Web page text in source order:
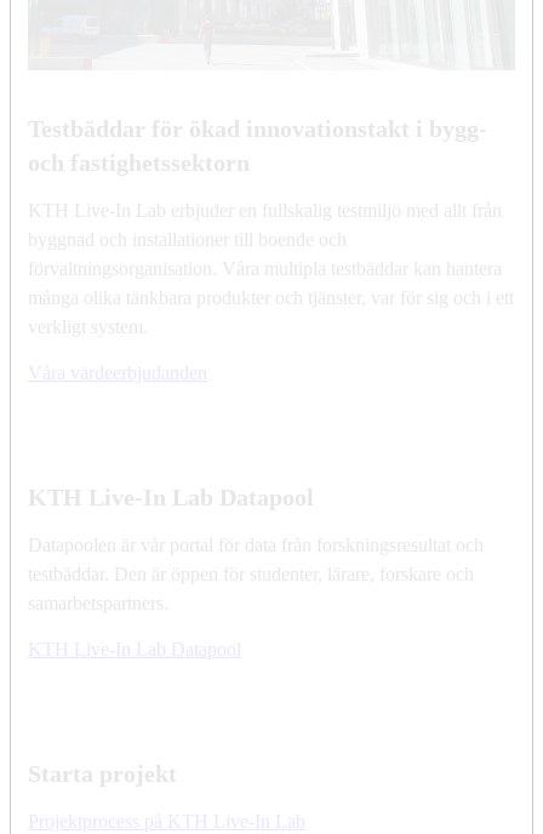
Testbäddar för ökad innovationstakt i bygg-
och fastighetssektorn
KTH Live-In Lab erbjuder en fullskalig testmiljö med allt från
byggnad och installationer till boende och
förvaltningsorganisation. Våra multipla testbäddar kan hantera
många olika tänkbara produkter och tjänster, var för sig och i ett
verkligt system.
Våra värdeerbjudanden
KTH Live-In Lab Datapool
Datapoolen är vår portal för data från forskningsresultat och
testbäddar. Den är öppen för studenter, lärare, forskare och
samarbetspartners.
KTH Live-In Lab Datapool
Starta projekt
Projektprocess på KTH Live-In Lab